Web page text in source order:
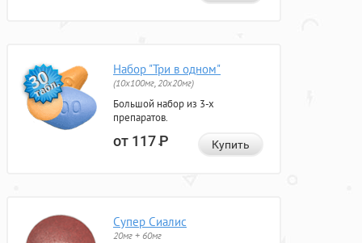
Набор "Три в одном"
(10x100мг, 20x20мг)
Большой набор из 3-х
препаратов.
от 117Р Купить
Супер Сиалис
20мг + 60мг